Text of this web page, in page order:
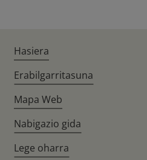
Hasiera
Erabilgarritasuna
Mapa Web
Nabigazio gida
Lege oharra